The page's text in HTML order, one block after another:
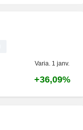
Varia. 1 janv.
+36,09%